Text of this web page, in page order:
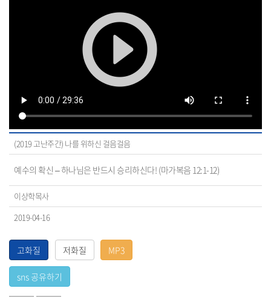
(2019 고난주간) 나를 위하신 걸음걸음
예수의 확신 – 하나님은 반드시 승리하신다! (마가복음 12:1-12)
이상학목사
2019-04-16